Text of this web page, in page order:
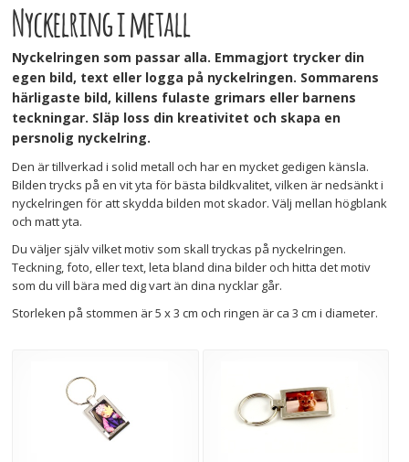
Nyckelring i metall
Nyckelringen som passar alla. Emmagjort trycker din
egen bild, text eller logga på nyckelringen. Sommarens
härligaste bild, killens fulaste grimars eller barnens
teckningar. Släp loss din kreativitet och skapa en
persnolig nyckelring.
Den är tillverkad i solid metall och har en mycket gedigen känsla.
Bilden trycks på en vit yta för bästa bildkvalitet, vilken är nedsänkt i
nyckelringen för att skydda bilden mot skador. Välj mellan högblank
och matt yta.
Du väljer själv vilket motiv som skall tryckas på nyckelringen.
Teckning, foto, eller text, leta bland dina bilder och hitta det motiv
som du vill bära med dig vart än dina nycklar går.
Storleken på stommen är 5 x 3 cm och ringen är ca 3 cm i diameter.